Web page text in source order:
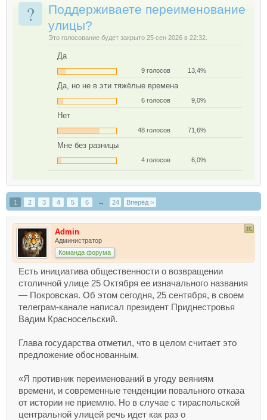
?
Поддерживаете переименование
улицы?
Это голосование будет закрыто 25 сен 2026 в 22:32.
Да
9 голосов 13,4%
Да, но не в эти тяжёлые времена
6 голосов 9,0%
Нет
48 голосов 71,6%
Мне без разницы
4 голосов 6,0%
1 2 3 4 5 6 → 24 Вперёд >
Admin
Администратор
Команда форума
Есть инициатива общественности о возвращении
столичной улице 25 Октября ее изначального названия
— Покровская. Об этом сегодня, 25 сентября, в своем
телеграм-канале написал президент Приднестровья
Вадим Красносельский.
Глава государства отметил, что в целом считает это
предложение обоснованным.
«Я противник переименований в угоду веяниям
времени, и современные тенденции повального отказа
от истории не приемлю. Но в случае с тираспольской
центральной улицей речь идет как раз о